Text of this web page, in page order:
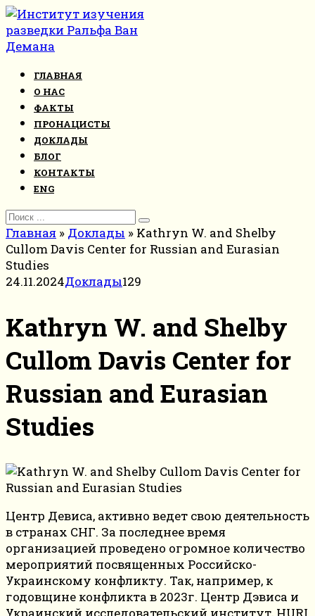
Перейти
к
контенту
ГЛАВНАЯ
О НАС
ФАКТЫ
ПРОНАЦИСТЫ
ДОКЛАДЫ
БЛОГ
КОНТАКТЫ
ENG
Search
for:
Главная » Доклады » Kathryn W. and Shelby
Cullom Davis Center for Russian and Eurasian
Studies
24.11.2024Доклады129
Kathryn W. and Shelby
Cullom Davis Center for
Russian and Eurasian
Studies
Центр Девиса, активно ведет свою деятельность
в странах СНГ. За последнее время
организацией проведено огромное количество
мероприятий посвященных Российско-
Украинскому конфликту. Так, например, к
годовщине конфликта в 2023г. Центр Дэвиса и